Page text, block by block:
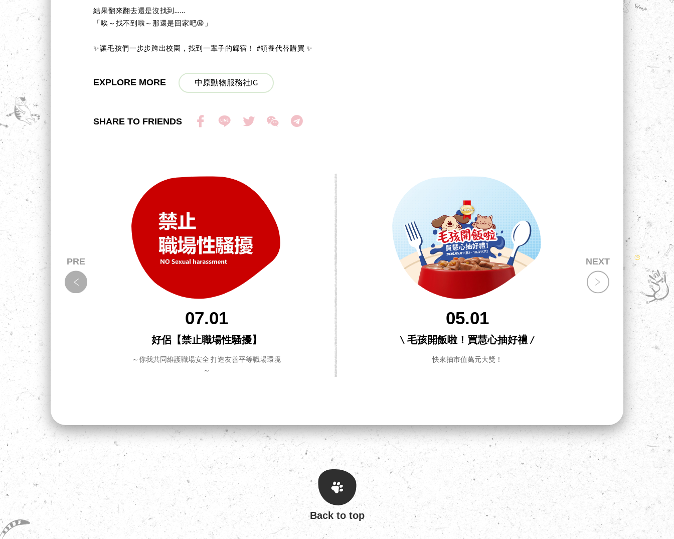
Back to top
結果翻來翻去還是沒找到……
「唉～找不到啦～那還是回家吧😫」
✨讓毛孩們一步步跨出校園，找到一輩子的歸宿！ #領養代替購買 ✨
EXPLORE MORE 中原動物服務社IG
SHARE TO FRIENDS
怎
07.01
好侶【禁止職場性騷擾】
～你我共同維護職場安全 打造友善平等職場環境
～
05.01
\ 毛孩開飯啦！買慧心抽好禮 /
快來抽市值萬元大獎！